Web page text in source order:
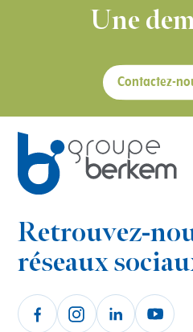
Une
Contactez-
Retrouvez-
réseaux